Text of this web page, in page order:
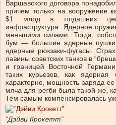
Варшавского договора
причем только на вооружение
$1 млрд в тогдашних
инфраструктура. Ядерное
меньшими силами. Тогда,
бум — большие ядерные
ядерные рюкзаки-фугасы.
лавины советских танков в
и границей Восточной
таких курьезов, как ядерная
характерно, мощность заряда
мяча для регби была такой же,
Тем самым компенсировалась
“Дэйви Крокетт”